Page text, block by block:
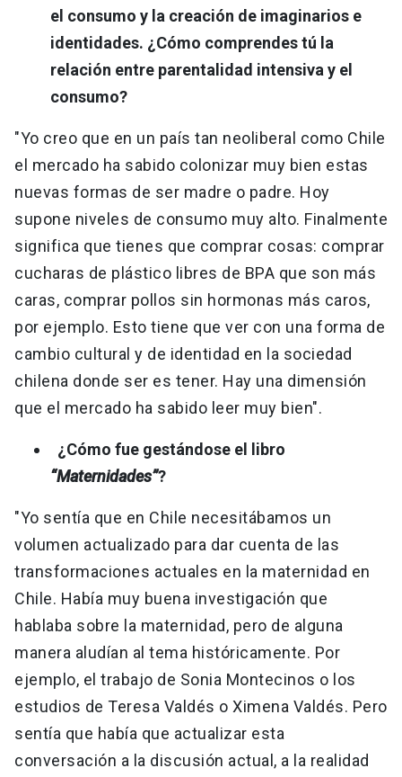
el consumo y la creación de imaginarios e
identidades. ¿Cómo comprendes tú la
relación entre parentalidad intensiva y el
consumo?
"Yo creo que en un país tan neoliberal como Chile
el mercado ha sabido colonizar muy bien estas
nuevas formas de ser madre o padre. Hoy
supone niveles de consumo muy alto. Finalmente
significa que tienes que comprar cosas: comprar
cucharas de plástico libres de BPA que son más
caras, comprar pollos sin hormonas más caros,
por ejemplo. Esto tiene que ver con una forma de
cambio cultural y de identidad en la sociedad
chilena donde ser es tener. Hay una dimensión
que el mercado ha sabido leer muy bien".
¿Cómo fue gestándose el libro
“Maternidades”?
"Yo sentía que en Chile necesitábamos un
volumen actualizado para dar cuenta de las
transformaciones actuales en la maternidad en
Chile. Había muy buena investigación que
hablaba sobre la maternidad, pero de alguna
manera aludían al tema históricamente. Por
ejemplo, el trabajo de Sonia Montecinos o los
estudios de Teresa Valdés o Ximena Valdés. Pero
sentía que había que actualizar esta
conversación a la discusión actual, a la realidad